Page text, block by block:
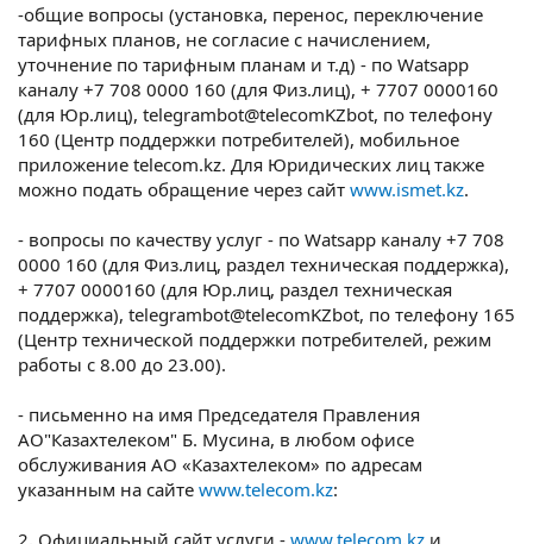
-общие вопросы (установка, перенос, переключение
тарифных планов, не согласие с начислением,
уточнение по тарифным планам и т.д) - по Watsapp
каналу +7 708 0000 160 (для Физ.лиц), + 7707 0000160
(для Юр.лиц), telegrambot@telecomKZbot, по телефону
160 (Центр поддержки потребителей), мобильное
приложение tеlecom.kz. Для Юридических лиц также
можно подать обращение через сайт www.ismet.kz.
- вопросы по качеству услуг - по Watsapp каналу +7 708
0000 160 (для Физ.лиц, раздел техническая поддержка),
+ 7707 0000160 (для Юр.лиц, раздел техническая
поддержка), telegrambot@telecomKZbot, по телефону 165
(Центр технической поддержки потребителей, режим
работы с 8.00 до 23.00).
- письменно на имя Председателя Правления
АО"Казахтелеком" Б. Мусина, в любом офисе
обслуживания АО «Казахтелеком» по адресам
указанным на сайте www.telecom.kz:
2. Официальный сайт услуги - www.telecom.kz и